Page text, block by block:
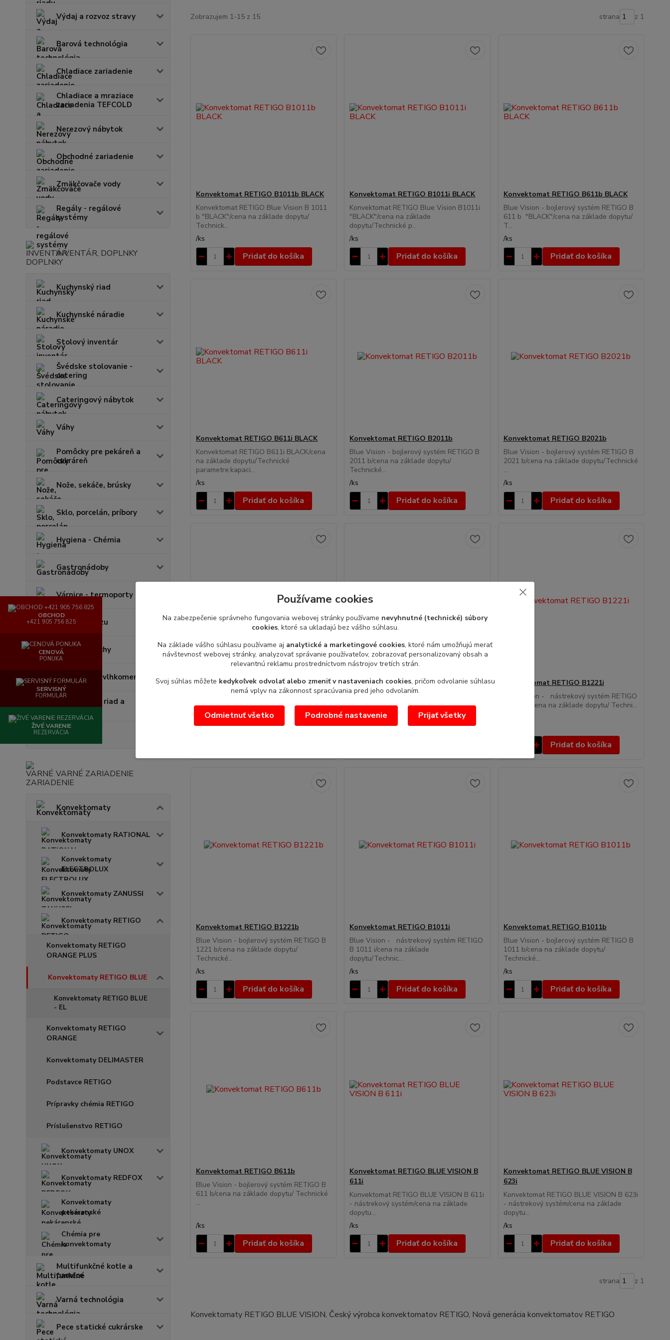
Výdaj a rozvoz stravy
Barová technológia
Chladiace zariadenie
Chladiace a mraziace
zariadenia TEFCOLD
Nerezový nábytok
Obchodné zariadenie
Zmäkčovače vody
Regály - regálové
systémy
INVENTÁR, DOPLNKY
Kuchynský riad
Kuchynské náradie
Stolový inventár
Švédske stolovanie -
catering
Cateringový nábytok
Váhy
Pomôcky pre pekáreň a
cukráreň
Nože, sekáče, brúsky
Sklo, porcelán, príbory
Hygiena - Chémia
Gastronádoby
Várnice - termoporty
Lapače hmyzu
Batérie, sprchy
Teplomery - vlhkomery
Jednorázový riad a
Sage
VARNÉ ZARIADENIE
Konvektomaty
Konvektomaty RATIONAL
Konvektomaty
ELECTROLUX
Konvektomaty ZANUSSI
Konvektomaty RETIGO
Konvektomaty RETIGO
ORANGE PLUS
Konvektomaty RETIGO BLUE
Konvektomaty RETIGO BLUE
- EL
Konvektomaty RETIGO
ORANGE
Konvektomaty DELIMASTER
Podstavce RETIGO
Prípravky chémia RETIGO
Príslušenstvo RETIGO
Konvektomaty UNOX
Konvektomaty REDFOX
Konvektomaty
pekárenské
Chémia pre
konvektomaty
Multifunkčné kotle a
panvice
Varná technológia
Pece statické cukrárske
Zobrazujem 1-15 z 15 strana z 1
Konvektomat RETIGO B1011b BLACK
Konvektomat RETIGO Blue Vision B 1011
b "BLACK"/cena na základe dopytu/
Technick...
/ks
Pridať do košíka
Konvektomat RETIGO B1011i BLACK
Konvektomat RETIGO Blue Vision B1011i
"BLACK"/cena na základe
dopytu/Technické p...
/ks
Pridať do košíka
Konvektomat RETIGO B611b BLACK
Blue Vision - bojlerový systém RETIGO B
611 b "BLACK"/cena na základe dopytu/
T...
/ks
Pridať do košíka
Konvektomat RETIGO B611i BLACK
Konvektomat RETIGO B611i BLACK/cena
na základe dopytu/Technické
parametre:kapaci...
/ks
Pridať do košíka
Konvektomat RETIGO B2011b
Blue Vision - bojlerový systém RETIGO B
2011 b/cena na základe dopytu/
Technické...
/ks
Pridať do košíka
Konvektomat RETIGO B2021b
Blue Vision - bojlerový systém RETIGO B
2021 b/cena na základe dopytu/Technické
...
/ks
Pridať do košíka
Konvektomat RETIGO B2021i
Blue Vision - nástrekový systém RETIGO
B 2021 i/cena na základe
dopytu/Technic...
/ks
Konvektomat RETIGO B2011i
Blue Vision - nástrekový systém RETIGO
B 2011 i/cena na základe
dopytu/Technic...
/ks
Konvektomat RETIGO B1221i
Blue Vision - nástrekový systém RETIGO
B 1221 i/cena na základe dopytu/ Techni...
Pridať do košíka
Konvektomat RETIGO B1221b
Blue Vision - bojlerový systém RETIGO B
1221 b/cena na základe dopytu/
Technické...
/ks
Pridať do košíka
Konvektomat RETIGO B1011i
Blue Vision - nástrekový systém RETIGO
B 1011 i/cena na základe
dopytu/Technic...
/ks
Pridať do košíka
Konvektomat RETIGO B1011b
Blue Vision - bojlerový systém RETIGO B
1011 b/cena na základe dopytu/
Technické...
/ks
Pridať do košíka
Konvektomat RETIGO B611b
Blue Vision - bojlerový systém RETIGO B
611 b/cena na základe dopytu/ Technické
...
/ks
Pridať do košíka
Konvektomat RETIGO BLUE VISION B
611i
Konvektomat RETIGO BLUE VISION B 611i
- nástrekový systém/cena na základe
dopytu...
/ks
Pridať do košíka
Konvektomat RETIGO BLUE VISION B
623i
Konvektomat RETIGO BLUE VISION B 623i
- nástrekový systém/cena na základe
dopytu...
/ks
Pridať do košíka
strana z 1
Konvektomaty RETIGO BLUE VISION, Český výrobca konvektomatov RETIGO, Nová generácia konvektomatov RETIGO
OBCHOD
+421 905 756 825
CENOVÁ
PONUKA
SERVISNÝ
FORMULÁR
ŽIVÉ VARENIE
REZERVÁCIA
Používame cookies
Na zabezpečenie správneho fungovania webovej stránky používame nevyhnutné (technické) súbory
cookies, ktoré sa ukladajú bez vášho súhlasu.
Na základe vášho súhlasu používame aj analytické a marketingové cookies, ktoré nám umožňujú merať
návštevnosť webovej stránky, analyzovať správanie používateľov, zobrazovať personalizovaný obsah a
relevantnú reklamu prostredníctvom nástrojov tretích strán.
Svoj súhlas môžete kedykoľvek odvolať alebo zmeniť v nastaveniach cookies, pričom odvolanie súhlasu
nemá vplyv na zákonnosť spracúvania pred jeho odvolaním.
Odmietnuť všetko Podrobné nastavenie Prijať všetky